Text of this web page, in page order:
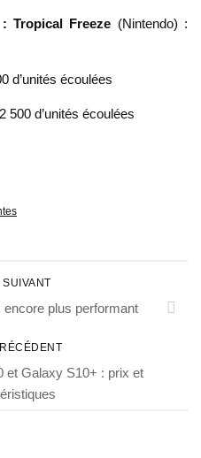
Tropical Freeze (Nintendo) :
d’unités écoulées
500 d’unités écoulées
plus performant
et Galaxy S10+ : prix et